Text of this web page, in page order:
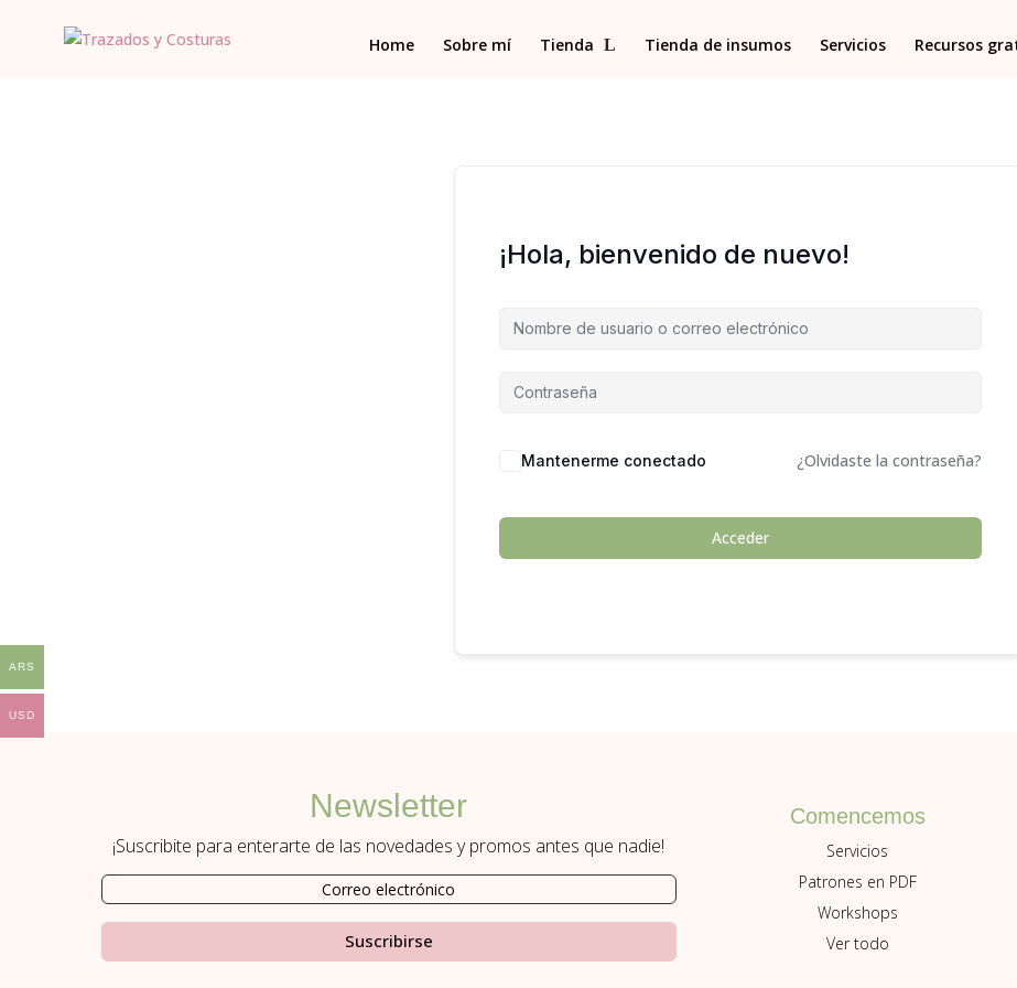
Home Sobre mí Tienda Tienda de insumos Servicios Recursos
¡Hola, bienvenido de nuevo!
Mantenerme conectado ¿Olvidaste la contraseña?
Acceder
Newsletter
¡Suscribite para enterarte de las novedades y promos antes que nadie!
Suscribirse
Comencemos
Servicios
Patrones en PDF
Workshops
Ver todo
ARS
USD